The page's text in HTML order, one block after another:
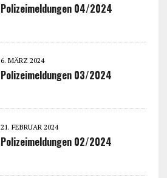
Polizeimeldungen 04/2024
6. MÄRZ 2024
Polizeimeldungen 03/2024
21. FEBRUAR 2024
Polizeimeldungen 02/2024